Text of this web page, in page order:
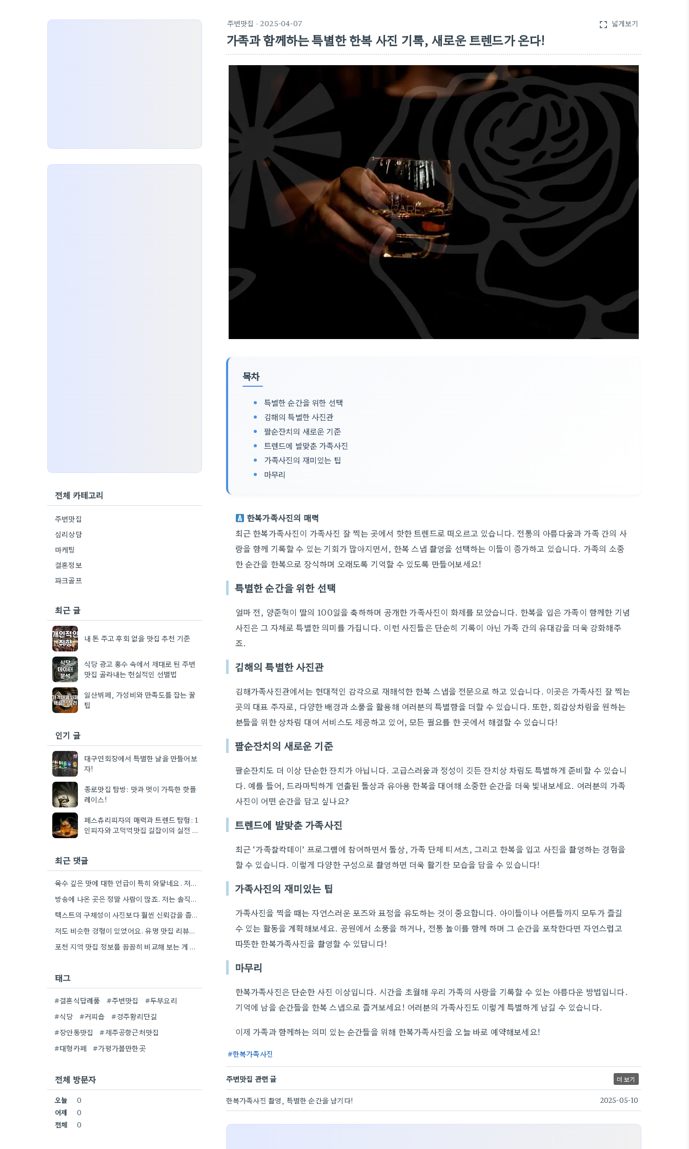
주변맛집 · 2025-04-07 fullscreen 넓게보기
가족과 함께하는 특별한 한복 사진 기록, 새로운 트렌드가 온다!
목차
특별한 순간을 위한 선택
김해의 특별한 사진관
팔순잔치의 새로운 기준
트렌드에 발맞춘 가족사진
가족사진의 재미있는 팁
마무리
한복가족사진의 매력
최근 한복가족사진이 가족사진 잘 찍는 곳에서 핫한 트렌드로 떠오르고 있습니다. 전통의 아름다움과 가족 간의 사
랑을 함께 기록할 수 있는 기회가 많아지면서, 한복 스냅 촬영을 선택하는 이들이 증가하고 있습니다. 가족의 소중
한 순간을 한복으로 장식하며 오래도록 기억할 수 있도록 만들어보세요!
특별한 순간을 위한 선택
얼마 전, 양준혁이 딸의 100일을 축하하며 공개한 가족사진이 화제를 모았습니다. 한복을 입은 가족이 함께한 기념
사진은 그 자체로 특별한 의미를 가집니다. 이런 사진들은 단순히 기록이 아닌 가족 간의 유대감을 더욱 강화해주
죠.
김해의 특별한 사진관
김해가족사진관에서는 현대적인 감각으로 재해석한 한복 스냅을 전문으로 하고 있습니다. 이곳은 가족사진 잘 찍는
곳의 대표 주자로, 다양한 배경과 소품을 활용해 여러분의 특별함을 더할 수 있습니다. 또한, 회갑상차림을 원하는
분들을 위한 상차림 대여 서비스도 제공하고 있어, 모든 필요를 한 곳에서 해결할 수 있습니다!
팔순잔치의 새로운 기준
팔순잔치도 더 이상 단순한 잔치가 아닙니다. 고급스러움과 정성이 깃든 잔치상 차림도 특별하게 준비할 수 있습니
다. 예를 들어, 드라마틱하게 연출된 돌상과 유아용 한복을 대여해 소중한 순간을 더욱 빛내보세요. 여러분의 가족
사진이 어떤 순간을 담고 싶나요?
트렌드에 발맞춘 가족사진
최근 ‘가족찰칵데이’ 프로그램에 참여하면서 돌상, 가족 단체 티셔츠, 그리고 한복을 입고 사진을 촬영하는 경험을
할 수 있습니다. 이렇게 다양한 구성으로 촬영하면 더욱 활기찬 모습을 담을 수 있습니다!
가족사진의 재미있는 팁
가족사진을 찍을 때는 자연스러운 포즈와 표정을 유도하는 것이 중요합니다. 아이들이나 어른들까지 모두가 즐길
수 있는 활동을 계획해보세요. 공원에서 소풍을 하거나, 전통 놀이를 함께 하며 그 순간을 포착한다면 자연스럽고
따뜻한 한복가족사진을 촬영할 수 있답니다!
마무리
한복가족사진은 단순한 사진 이상입니다. 시간을 초월해 우리 가족의 사랑을 기록할 수 있는 아름다운 방법입니다.
기억에 남을 순간들을 한복 스냅으로 즐겨보세요! 여러분의 가족사진도 이렇게 특별하게 남길 수 있습니다.
이제 가족과 함께하는 의미 있는 순간들을 위해 한복가족사진을 오늘 바로 예약해보세요!
한복가족사진
주변맛집 관련 글 더 보기
한복가족사진 촬영, 특별한 순간을 남기다! 2025-05-10
전체 카테고리
주변맛집
심리상담
마케팅
결혼정보
파크골프
최근 글
내 돈 주고 후회 없을 맛집 추천 기준
식당 광고 홍수 속에서 제대로 된 주변
맛집 골라내는 현실적인 선별법
일산뷔페, 가성비와 만족도를 잡는 꿀
팁
인기 글
대구연회장에서 특별한 날을 만들어보
자!
종로맛집 탐방: 맛과 멋이 가득한 핫플
레이스!
페스츄리피자의 매력과 트렌드 탐험: 1
인피자와 고덕역맛집 길잡이의 실전 팁
최근 댓글
육수 깊은 맛에 대한 언급이 특히 와닿네요. 저도 음식을 먹을 때 육수의 깊은 맛을 중요하게…
방송에 나온 곳은 정말 사람이 많죠. 저는 솔직히 메뉴 자체의 품질이 더 중요하다고 생각해요.
텍스트의 구체성이 사진보다 훨씬 신뢰감을 줍니다. 특히 사장님이 직접 요리하는 곳을 찾는 게 좋은 전략인…
저도 비슷한 경험이 있었어요. 유명 맛집 리뷰만 보다가, 동네 맛집에서 훨씬 더 맛있는 음식을 먹고…
포천 지역 맛집 정보를 꼼꼼히 비교해 보는 게 정말 좋은 팁 같아요. 특히 커뮤니티 언급…
태그
#결혼식답례품 #주변맛집
#두부요리
#식당
#커피숍
#경주황리단길
#장안동맛집
#제주공항근처맛집
#대형카페
#가평가볼만한곳
전체 방문자
오늘
0
어제
0
전체
0